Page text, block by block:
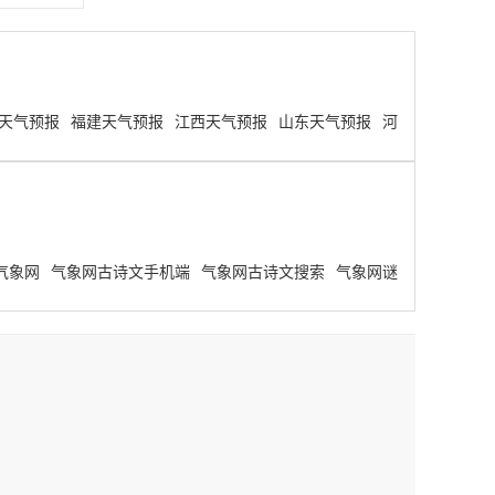
气预报 福建天气预报 江西天气预报 山东天气预报
河
象网 气象网古诗文手机端 气象网古诗文搜索
气象网谜